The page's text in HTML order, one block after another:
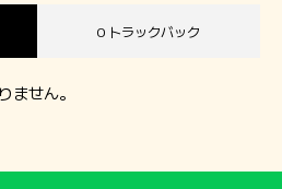
0 トラックバック
ません。